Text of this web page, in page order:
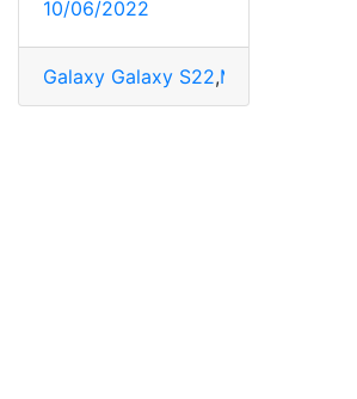
10/06/2022
Galaxy Galaxy S22,Mercado